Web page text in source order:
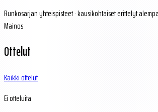
Runkosarjan yhteispisteet · kausikohtaiset erittelyt
Mainos
Ottelut
Kaikki ottelut
Ei otteluita